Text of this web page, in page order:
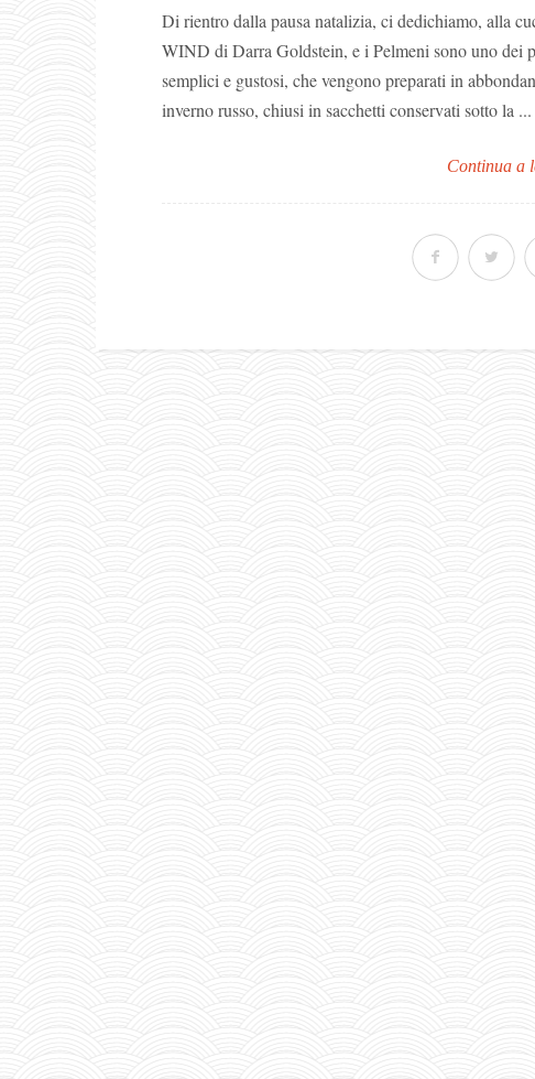
Di rientro dalla pausa natalizia, ci dedichiamo, alla
WIND di Darra Goldstein, e i Pelmeni sono uno dei
semplici e gustosi, che vengono preparati in
inverno russo, chiusi in sacchetti conservati sotto la ...
Continua a